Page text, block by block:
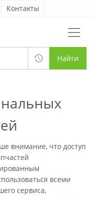
Контакты
Найти
внимание, что доступ
всеми
сервиса,